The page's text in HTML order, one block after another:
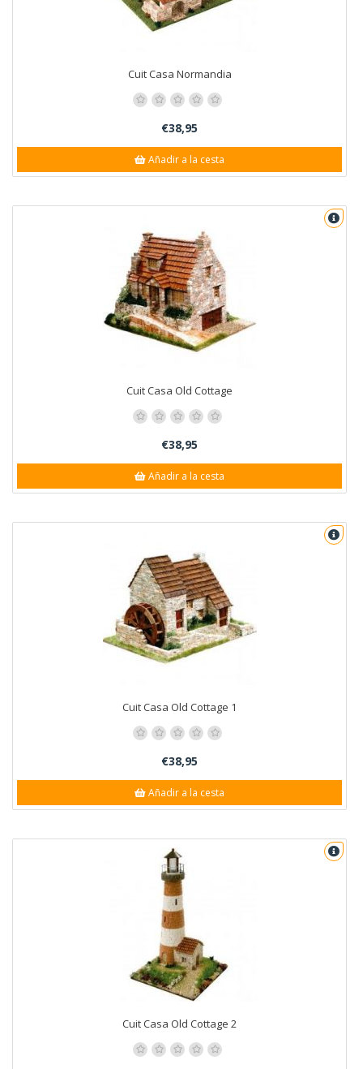
Cuit Casa Normandia
€38,95
Añadir a la cesta
Cuit Casa Old Cottage
€38,95
Añadir a la cesta
Cuit Casa Old Cottage 1
€38,95
Añadir a la cesta
Cuit Casa Old Cottage 2